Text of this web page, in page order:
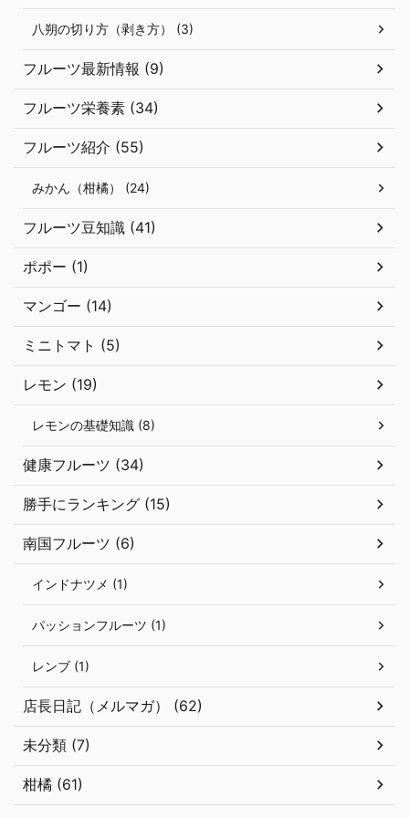
八朔の切り方（剥き方） (3)
フルーツ最新情報 (9)
フルーツ栄養素 (34)
フルーツ紹介 (55)
みかん（柑橘） (24)
フルーツ豆知識 (41)
ポポー (1)
マンゴー (14)
ミニトマト (5)
レモン (19)
レモンの基礎知識 (8)
健康フルーツ (34)
勝手にランキング (15)
南国フルーツ (6)
インドナツメ (1)
パッションフルーツ (1)
レンブ (1)
店長日記（メルマガ） (62)
未分類 (7)
柑橘 (61)